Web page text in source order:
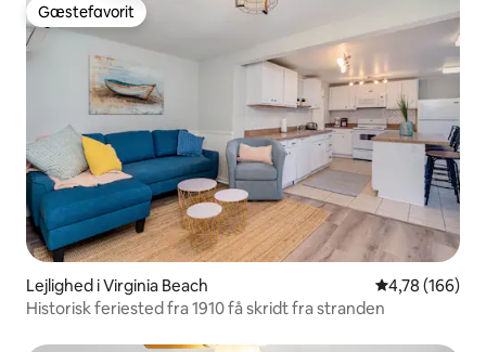
Gæstefavorit
Gæstefavorit
Lejlighed i Virginia Beach 4,78 ud af 5 i
4,78 (166)
Historisk feriested fra 1910 få skridt fra stranden